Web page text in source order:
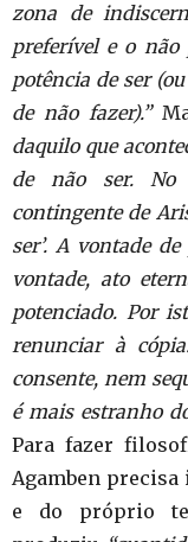
zona de
preferível e o
potência de ser
de não fazer).”
daquilo que
de não ser. No
contingente de
ser’. A vontade
vontade, ato
potenciado. Por
renunciar à
consente, nem
é mais estranho
Para fazer
Agamben
e do próprio